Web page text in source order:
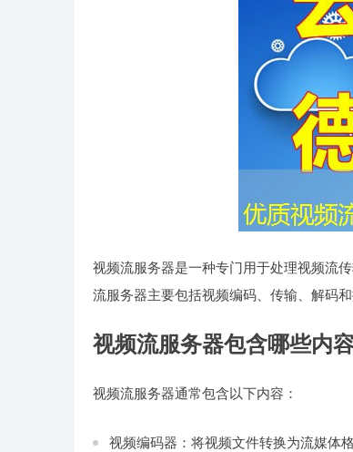
视频流服务器是一种专门用于处理视频流
流服务器主要包括视频编码、传输、解码和
视频流服务器包含哪些内
视频流服务器通常包含以下内容：
视频编码器：将视频文件转换为流媒体